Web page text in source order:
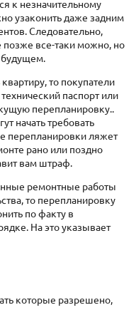
к незначительному
узаконить даже задним
Следовательно,
позже все-таки можно, но
будущем.
то покупатели
паспорт или
перепланировку..
начать требовать
перепланировки ляжет
рано или поздно
вам штраф.
ремонтные работы
то перепланировку
по факту в
На это указывает
которые разрешено,